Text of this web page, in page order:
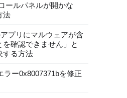
ールパネルが開かな
法
プリにマルウェアが含
を確認できません」と
する方法
ラー0x8007371bを修正